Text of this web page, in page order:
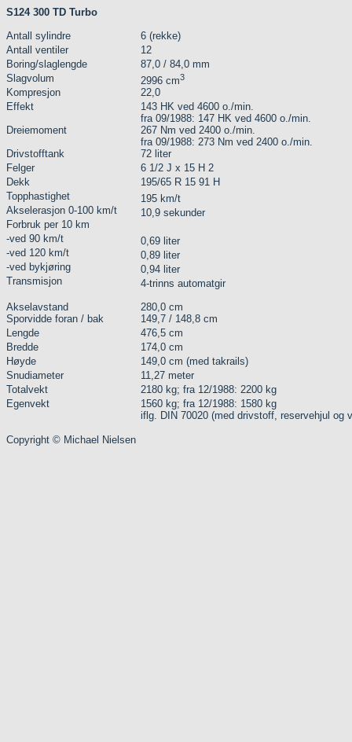
S124 300 TD Turbo
Antall sylindre
6 (rekke)
Antall ventiler
12
Boring/slaglengde
87,0 / 84,0 mm
Slagvolum
2996 cm3
Kompresjon
22,0
Effekt
143 HK ved 4600 o./min.
fra 09/1988: 147 HK ved 4600 o./min.
Dreiemoment
267 Nm ved 2400 o./min.
fra 09/1988: 273 Nm ved 2400 o./min.
Drivstofftank
72 liter
Felger
6 1/2 J x 15 H 2
Dekk
195/65 R 15 91 H
Topphastighet
195 km/t
Akselerasjon 0-100 km/t
10,9 sekunder
Forbruk per 10 km
-ved 90 km/t
0,69 liter
-ved 120 km/t
0,89 liter
-ved bykjøring
0,94 liter
Transmisjon
4-trinns automatgir
Akselavstand
280,0 cm
Sporvidde foran / bak
149,7 / 148,8 cm
Lengde
476,5 cm
Bredde
174,0 cm
Høyde
149,0 cm (med takrails)
Snudiameter
11,27 meter
Totalvekt
2180 kg; fra 12/1988: 2200 kg
Egenvekt
1560 kg; fra 12/1988: 1580 kg
iflg. DIN 70020 (med drivstoff, reservehjul og
Copyright © Michael Nielsen